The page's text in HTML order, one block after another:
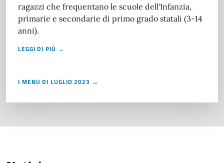
ragazzi che frequentano le scuole dell'Infanzia,
primarie e secondarie di primo grado statali (3-14
anni).
LEGGI DI PIÙ →
I MENU DI LUGLIO 2023 →